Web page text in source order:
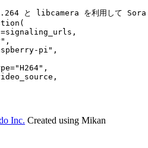
と libcamera を利用して Sora
pi",
Inc. Created using Mikan